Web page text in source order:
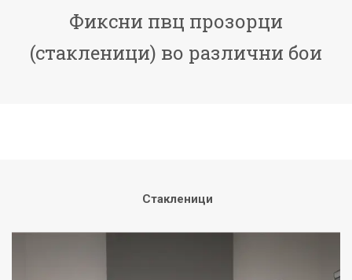
Фиксни пвц прозорци
(стакленици) во различни бои
Стакленици